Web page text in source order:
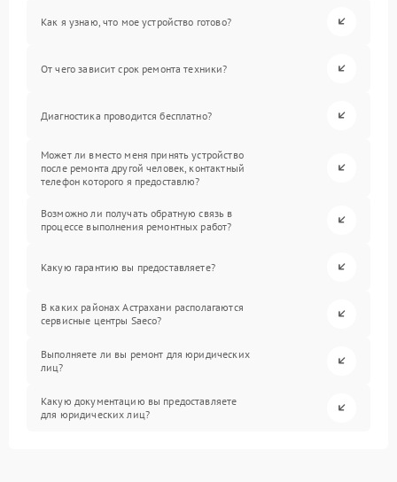
Как я узнаю, что мое устройство готово?
От чего зависит срок ремонта техники?
Диагностика проводится бесплатно?
Может ли вместо меня принять устройство
после ремонта другой человек, контактный
телефон которого я предоставлю?
Возможно ли получать обратную связь в
процессе выполнения ремонтных работ?
Какую гарантию вы предоставляете?
В каких районах Астрахани располагаются
сервисные центры Saeco?
Выполняете ли вы ремонт для юридических
лиц?
Какую документацию вы предоставляете
для юридических лиц?